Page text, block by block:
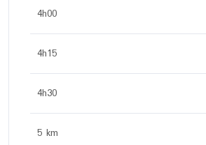
4h00
4h15
4h30
5 km